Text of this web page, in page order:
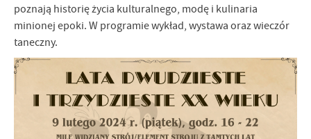
poznają historię życia kulturalnego, modę i kulinaria
minionej epoki. W programie wykład, wystawa oraz wieczór
taneczny.